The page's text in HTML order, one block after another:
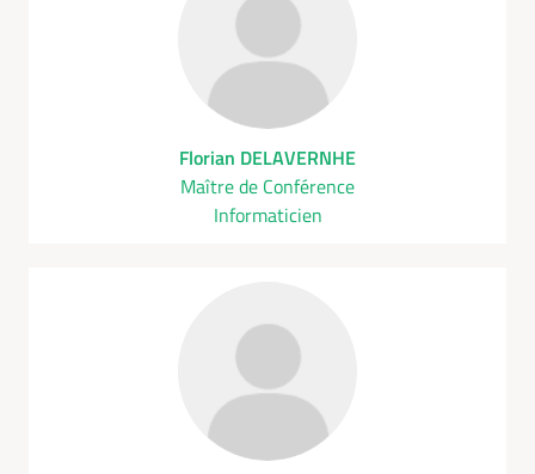
Florian DELAVERNHE
Maître de Conférence
Informaticien